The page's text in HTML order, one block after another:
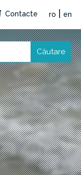
Contacte ro en
Căutare